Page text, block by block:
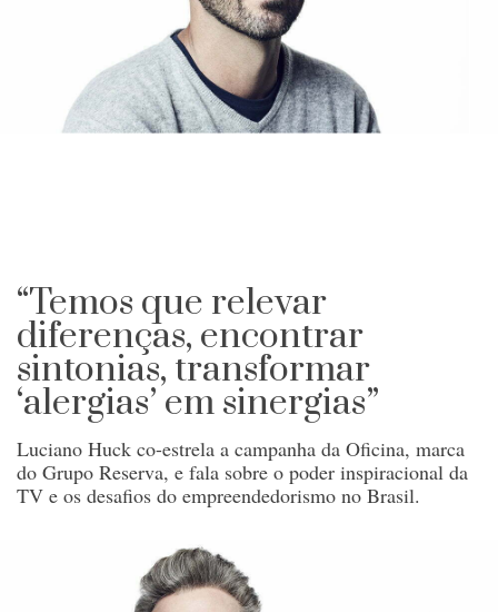
“Temos que relevar
diferenças, encontrar
sintonias, transformar
‘alergias’ em sinergias”
Luciano Huck co-estrela a campanha da Oficina, marca
do Grupo Reserva, e fala sobre o poder inspiracional da
TV e os desafios do empreendedorismo no Brasil.